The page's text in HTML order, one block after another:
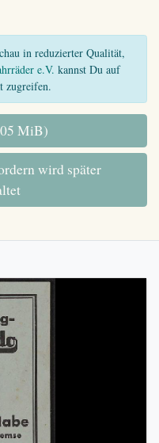
in reduzierter Qualität,
e.V. kannst Du auf
zugreifen.
MiB)
wird später